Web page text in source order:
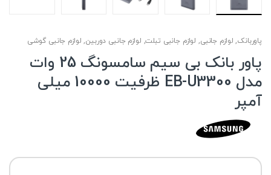
پاوربانک, لوازم جانبی, لوازم جانبی تبلت, لوازم جانبی دوربین, لوازم جانبی گوشی
پاور بانک بی سیم سامسونگ 25 وات
مدل EB-U3300 ظرفیت 10000 میلی
آمپر